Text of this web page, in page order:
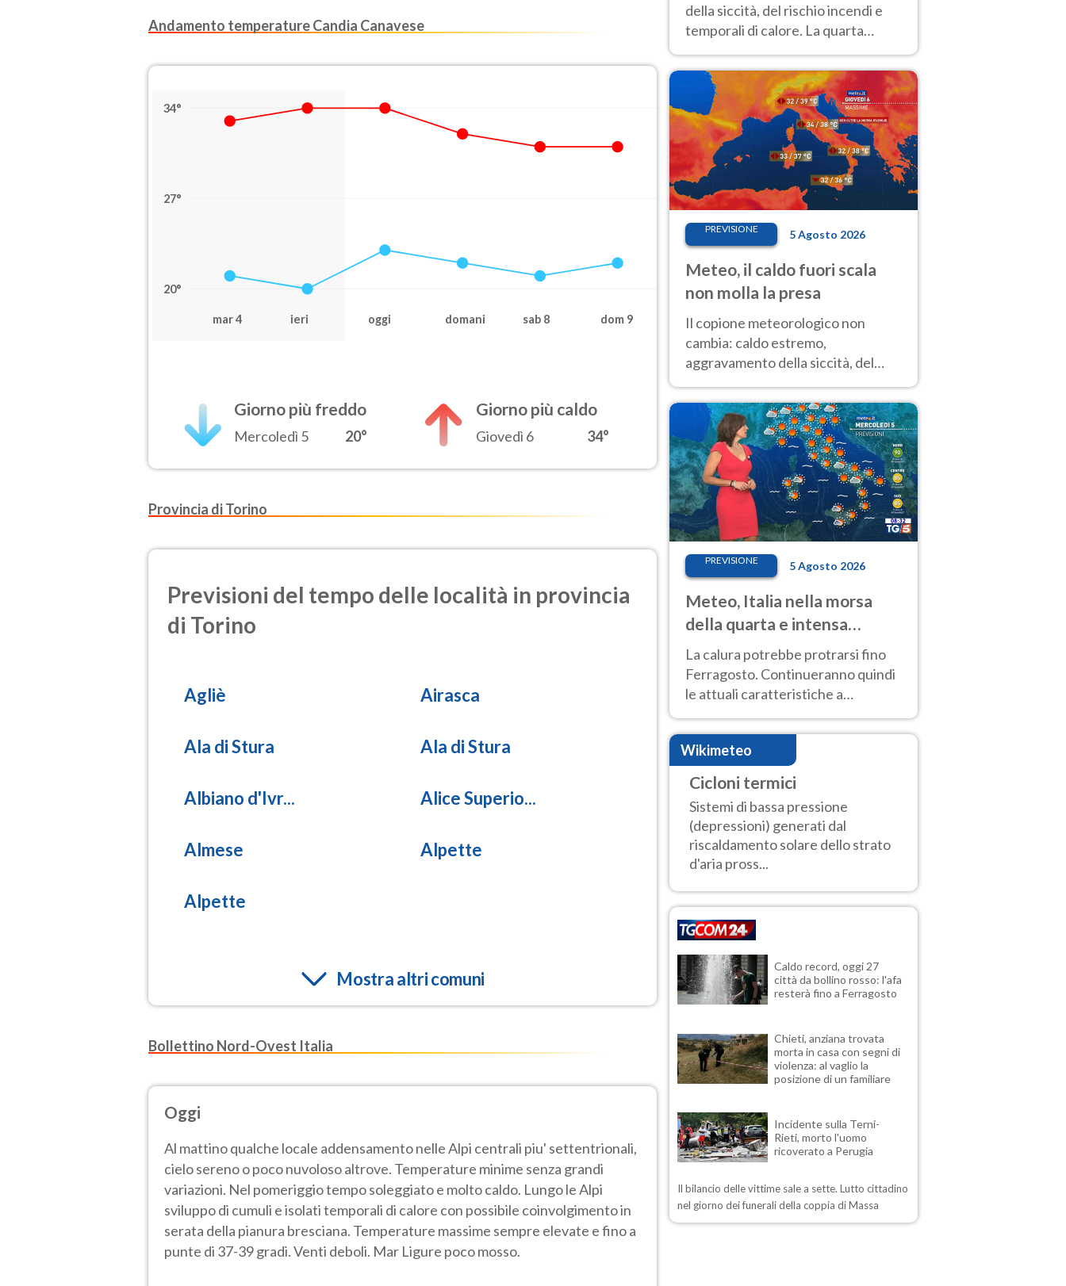
Andamento temperature Candia Canavese
34°
27°
20°
mar 4 ieri oggi domani sab 8 dom 9
Giorno più freddo
Mercoledì 5 20°
Giorno più caldo
Giovedì 6 34°
Provincia di Torino
Previsioni del tempo delle località in provincia
di Torino
Agliè Airasca
Ala di Stura Ala di Stura
Albiano d'Ivr... Alice Superio...
Almese Alpette
Alpette
Mostra altri comuni
Bollettino Nord-Ovest Italia
Oggi
Al mattino qualche locale addensamento nelle Alpi centrali piu' settentrionali,
cielo sereno o poco nuvoloso altrove. Temperature minime senza grandi
variazioni. Nel pomeriggio tempo soleggiato e molto caldo. Lungo le Alpi
sviluppo di cumuli e isolati temporali di calore con possibile coinvolgimento in
serata della pianura bresciana. Temperature massime sempre elevate e fino a
punte di 37-39 gradi. Venti deboli. Mar Ligure poco mosso.
della siccità, del rischio incendi e
temporali di calore. La quarta
tregua e durerà fino Ferragosto
PREVISIONE 5 Agosto 2026
Meteo, il caldo fuori scala
non molla la presa
Il copione meteorologico non
cambia: caldo estremo,
aggravamento della siccità, del
calore. Nessun cambiamento fino
Ferragosto
PREVISIONE 5 Agosto 2026
Meteo, Italia nella morsa
della quarta e intensa
ondata di caldo
La calura potrebbe protrarsi fino
Ferragosto. Continueranno quindi
le attuali caratteristiche a
dominare le prossime giornate:
caldo estremo e temporali di calore
Wikimeteo
Cicloni termici
Sistemi di bassa pressione
(depressioni) generati dal
riscaldamento solare dello strato
d'aria pross...
Caldo record, oggi 27
città da bollino rosso: l'afa
resterà fino a Ferragosto
Chieti, anziana trovata
morta in casa con segni di
violenza: al vaglio la
posizione di un familiare
Incidente sulla Terni-
Rieti, morto l'uomo
ricoverato a Perugia
Il bilancio delle vittime sale a sette. Lutto cittadino
nel giorno dei funerali della coppia di Massa